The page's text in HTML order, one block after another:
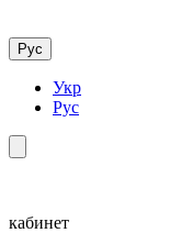
Рус
Укр
Рус
кабинет